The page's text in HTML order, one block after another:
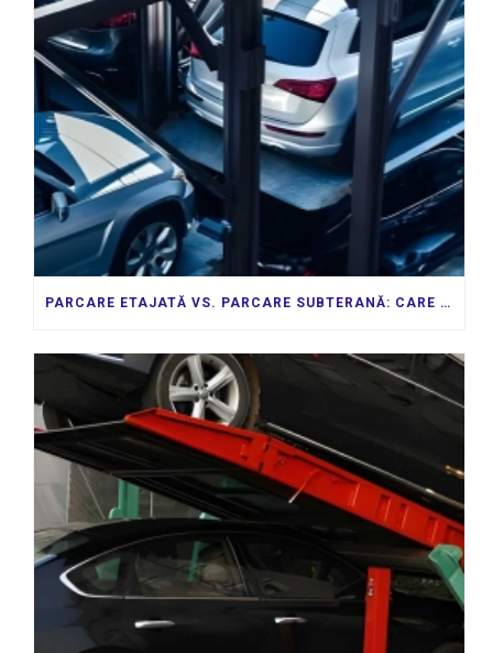
PARCARE ETAJATĂ VS. PARCARE SUBTERANĂ: CARE ESTE CEA MAI BUNĂ INVESTIȚIE?